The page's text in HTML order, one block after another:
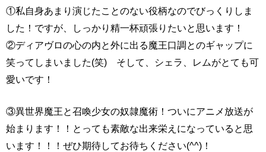
①私自身あまり演じたことのない役柄なのでびっくりしま
した！ですが、しっかり精一杯頑張りたいと思います！
②ディアヴロの心の内と外に出る魔王口調とのギャップに
笑ってしまいました(笑) そして、シェラ、レムがとても可
愛いです！
③異世界魔王と召喚少女の奴隷魔術！ついにアニメ放送が
始まります！！とっても素敵な出来栄えになっていると思
います！！！ぜひ期待してお待ちください(^^)！